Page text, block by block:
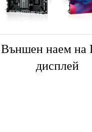
Външен наем на
дисплей